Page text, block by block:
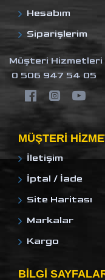
Hesabım
Siparişlerim
Müşteri Hizmetleri
0 506 947 54 05
MÜŞTERI
İletişim
İptal / İade
Site Haritası
Markalar
Kargo
BILGI